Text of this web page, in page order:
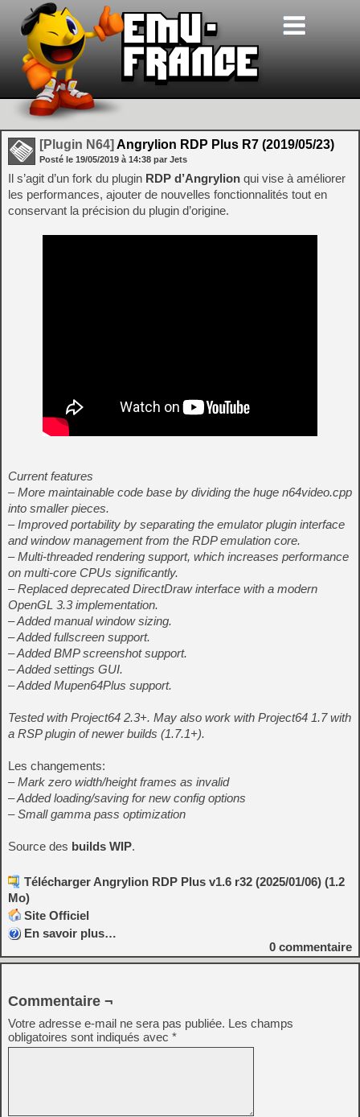
[Plugin N64] Angrylion RDP Plus R7 (2019/05/23)
Posté le 19/05/2019 à 14:38 par Jets
Il s’agit d’un fork du plugin RDP d’Angrylion qui vise à améliorer
les performances, ajouter de nouvelles fonctionnalités tout en
conservant la précision du plugin d’origine.
Current features
– More maintainable code base by dividing the huge n64video.cpp
into smaller pieces.
– Improved portability by separating the emulator plugin interface
and window management from the RDP emulation core.
– Multi-threaded rendering support, which increases performance
on multi-core CPUs significantly.
– Replaced deprecated DirectDraw interface with a modern
OpenGL 3.3 implementation.
– Added manual window sizing.
– Added fullscreen support.
– Added BMP screenshot support.
– Added settings GUI.
– Added Mupen64Plus support.
Tested with Project64 2.3+. May also work with Project64 1.7 with
a RSP plugin of newer builds (1.7.1+).
Les changements:
– Mark zero width/height frames as invalid
– Added loading/saving for new config options
– Small gamma pass optimization
Source des builds WIP.
Télécharger Angrylion RDP Plus v1.6 r32 (2025/01/06) (1.2
Mo)
Site Officiel
En savoir plus…
0 commentaire
Commentaire ¬
Votre adresse e-mail ne sera pas publiée. Les champs
obligatoires sont indiqués avec *